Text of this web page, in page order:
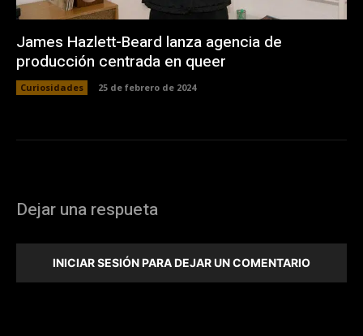
James Hazlett-Beard lanza agencia de
producción centrada en queer
Curiosidades 25 de febrero de 2024
Dejar una respueta
INICIAR SESIÓN PARA DEJAR UN COMENTARIO